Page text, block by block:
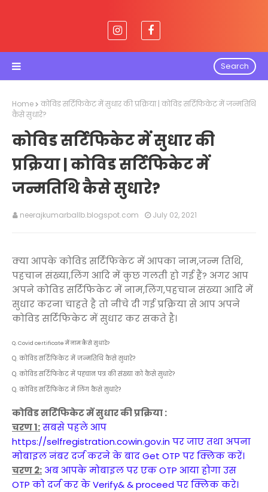
Search
Home
कोविड सर्टिफिकेट में सुधार की प्रक्रिया | कोविड सर्टिफिकेट में जन्मतिथि
कैसे सुधारे?
कोविड सर्टिफिकेट में सुधार की
प्रक्रिया | कोविड सर्टिफिकेट में
जन्मतिथि कैसे सुधारे?
neerajkumarballb.blogspot.com July 02, 2021
क्या आपके कोविड सर्टिफिकेट में आपका नाम,जन्म तिथि,
पहचान संख्या,लिंग आदि में कुछ गलती हो गई हैं? अगर आप
अपने कोविड सर्टिफिकेट में नाम,लिंग,पहचान संख्या आदि में
सुधार करना चाहते है तो नीचे दी गई प्रक्रिया से आप अपने
कोविड सर्टिफिकेट में सुधार कर सकते है।
Q. Covid certificate में नाम कैसे सुधारे?
Q. कोविड सर्टिफिकेट में जन्मतिथि कैसे सुधारे?
Q. कोविड सर्टिफिकेट में पहचान पत्र की संख्या को कैसे सुधारे?
Q. कोविड सर्टिफिकेट में लिंग कैसे सुधारे?
कोविड सर्टिफिकेट में सुधार की प्रक्रिया :
चरण 1:सबसे पहले आप
https://selfregistration.cowin.gov.in पर जाए तथा अपना
मोबाइल नंबर दर्ज करने के बाद Get OTP पर क्लिक करें।
चरण 2: अब आपके मोबाइल पर एक OTP आया होगा उस
OTP को दर्ज कर के Verify& & proceed पर क्लिक करे।